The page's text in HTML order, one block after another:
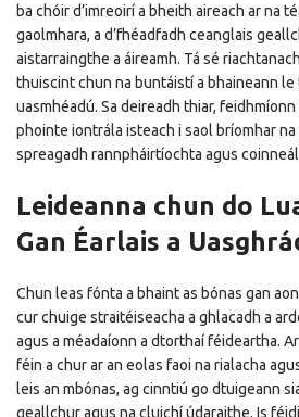
ba chóir d’imreoirí a bheith aireach ar na
gaolmhara, a d’fhéadfadh ceanglais
aistarraingthe a áireamh. Tá sé
thuiscint chun na buntáistí a bhaineann
uasmhéadú. Sa deireadh thiar,
phointe iontrála isteach i saol bríomhar
spreagadh rannpháirtíochta agus
Leideanna chun do
Gan Éarlais a
Chun leas fónta a bhaint as bónas gan
cur chuige straitéiseacha a ghlacadh a
agus a méadaíonn a dtorthaí féideartha.
féin a chur ar an eolas faoi na rialacha
leis an mbónas, ag cinntiú go dtuigeann
geallchur agus na cluichí údaraithe. Is